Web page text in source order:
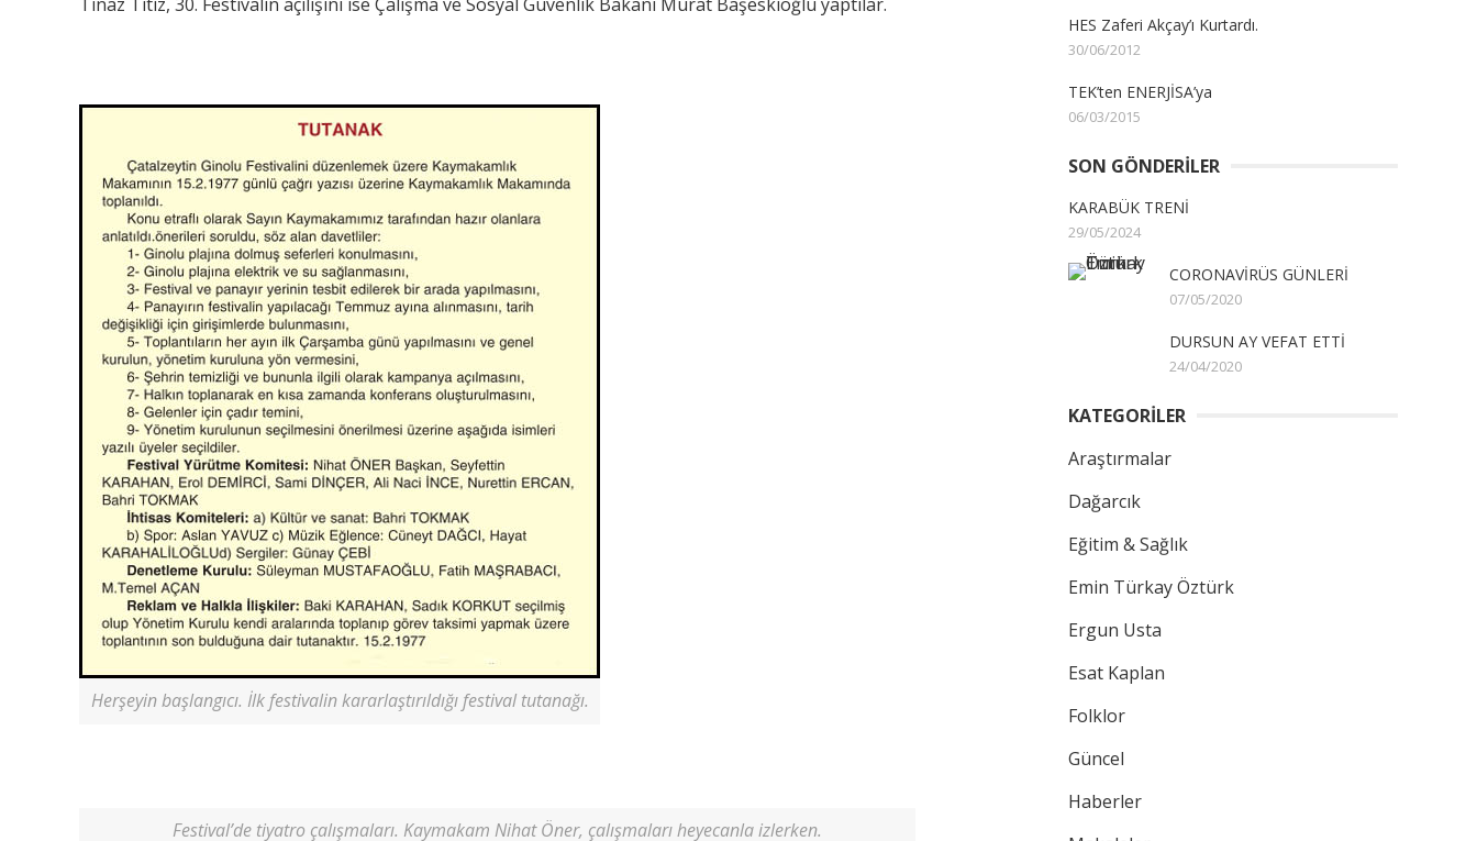
Herşeyin başlangıcı. İlk festivalin kararlaştırıldığı festival tutanağı.
Festival’de tiyatro çalışmaları. Kaymakam Nihat Öner, çalışmaları heyecanla izlerken.
HES Zaferi Akçay’ı Kurtardı.
30/06/2012
TEK’ten ENERJİSA’ya
06/03/2015
SON GÖNDERILER
KARABÜK TRENİ
29/05/2024
CORONAVİRÜS GÜNLERİ
07/05/2020
DURSUN AY VEFAT ETTİ
24/04/2020
KATEGORİLER
Araştırmalar
Dağarcık
Eğitim & Sağlık
Emin Türkay Öztürk
Ergun Usta
Esat Kaplan
Folklor
Güncel
Haberler